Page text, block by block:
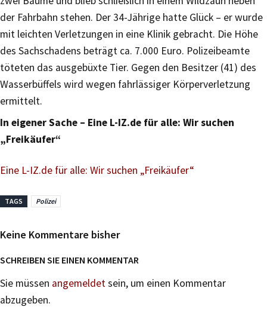
der Fahrbahn stehen. Der 34-Jährige hatte Glück – er wurde
mit leichten Verletzungen in eine Klinik gebracht. Die Höhe
des Sachschadens beträgt ca. 7.000 Euro. Polizeibeamte
töteten das ausgebüxte Tier. Gegen den Besitzer (41) des
Wasserbüffels wird wegen fahrlässiger Körperverletzung
ermittelt.
In eigener Sache – Eine L-IZ.de für alle: Wir suchen
„Freikäufer“
Eine L-IZ.de für alle: Wir suchen „Freikäufer“
TAGS Polizei
Keine Kommentare bisher
SCHREIBEN SIE EINEN KOMMENTAR
Sie müssen angemeldetsein, um einen Kommentar
abzugeben.